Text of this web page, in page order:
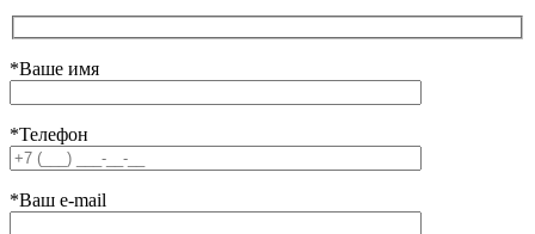
*Ваше имя
*Телефон
*Ваш e-mail